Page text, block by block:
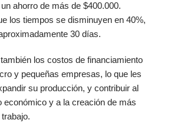
ahorro de más de $400.000.
los tiempos se disminuyen en 40%,
30 días.
los costos de financiamiento
y pequeñas empresas, lo que les
su producción, y contribuir al
económico y a la creación de más